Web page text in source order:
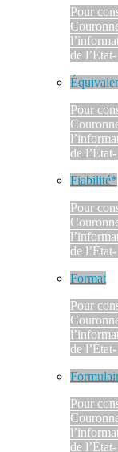
Pour
de
Pour
de
Fiabilité*
Pour
de
Format
Pour
de
Pour
de